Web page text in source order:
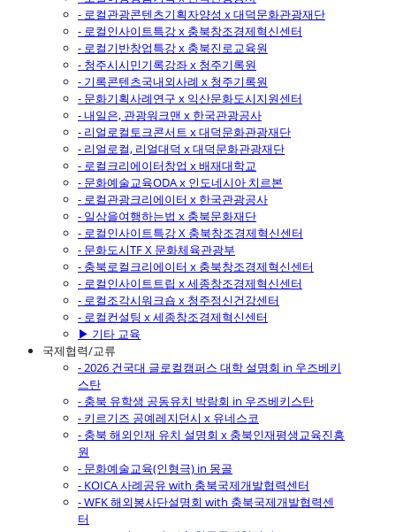
- 로컬관광콘텐츠기획자양성 x 대덕문화관광재단
- 로컬인사이트특강 x 충북창조경제혁신센터
- 로컬기반창업특강 x 충북진로교육원
- 청주시시민기록강좌 x 청주기록원
- 기록콘텐츠국내외사례 x 청주기록원
- 문화기획사례연구 x 익산문화도시지원센터
- 내일은, 관광워크맨 x 한국관광공사
- 리얼로컬토크콘서트 x 대덕문화관광재단
- 리얼로컬, 리얼대덕 x 대덕문화관광재단
- 로컬크리에이터창업 x 배재대학교
- 문화예술교육ODA x 인도네시아 치르본
- 로컬관광크리에이터 x 한국관광공사
- 일상을여행하는법 x 충북문화재단
- 로컬인사이트특강 X 충북창조경제혁신센터
- 문화도시TF X 문화체육관광부
- 충북로컬크리에이터 x 충북창조경제혁신센터
- 로컬인사이트트립 x 세종창조경제혁신센터
- 로컬조각시워크숍 x 청주정신건강센터
- 로컬컨설팅 x 세종창조경제혁신센터
▶ 기타 교육
국제협력/교류
- 2026 건국대 글로컬캠퍼스 대학 설명회 in 우즈베키
스탄
- 충북 유학생 공동유치 박람회 in 우즈베키스탄
- 키르기즈 공예레지던시 x 유네스코
- 충북 해외인재 유치 설명회 x 충북인재평생교육진흥
원
- 문화예술교육(인형극) in 몽골
- KOICA 사례공유 with 충북국제개발협력센터
- WFK 해외봉사단설명회 with 충북국제개발협력센
터